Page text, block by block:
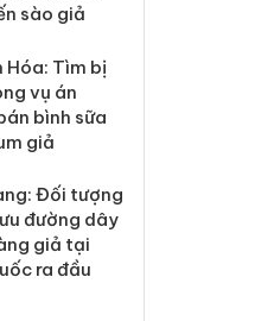
Hưng Yên: Xử lý 6 hộ
kinh doanh bán
hàng giả mạo nhãn
hiệu Adidas, Nike
Cà Mau: Tiêu hủy
công khai hàng
ngàn sản phẩm
nhập lậu, bảo vệ